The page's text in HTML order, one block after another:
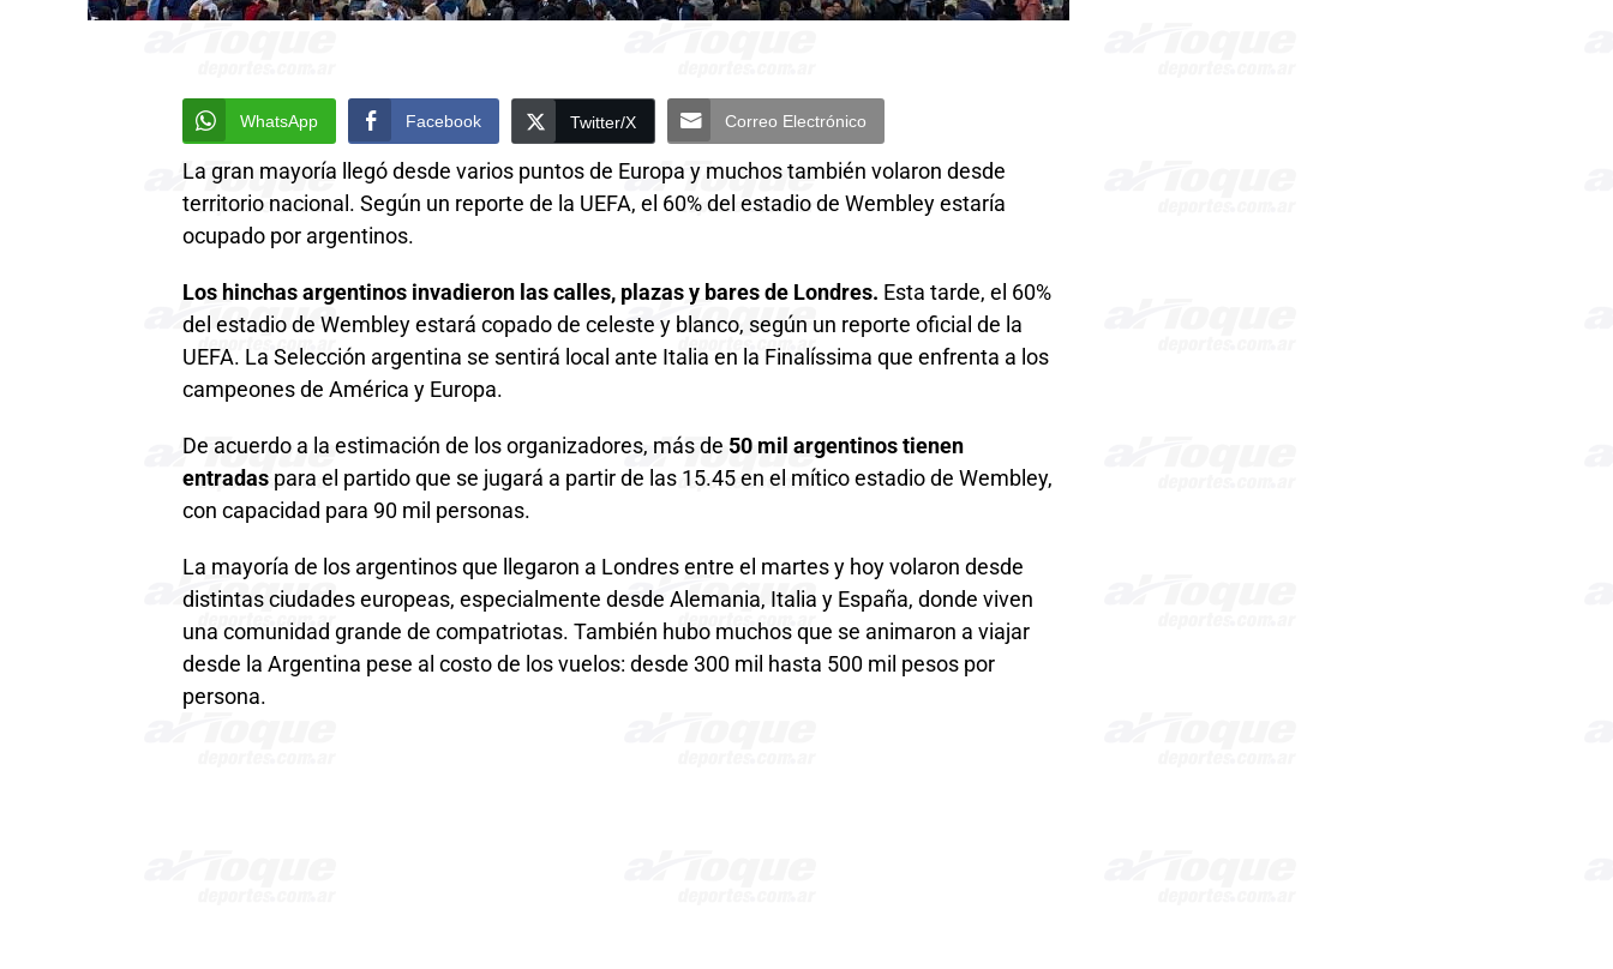
WhatsApp Facebook Twitter/X Correo Electrónico
La gran mayoría llegó desde varios puntos de Europa y muchos también volaron desde
territorio nacional. Según un reporte de la UEFA, el 60% del estadio de Wembley estaría
ocupado por argentinos.
Los hinchas argentinos invadieron las calles, plazas y bares de Londres. Esta tarde, el 60%
del estadio de Wembley estará copado de celeste y blanco, según un reporte oficial de la
UEFA. La Selección argentina se sentirá local ante Italia en la Finalíssima que enfrenta a los
campeones de América y Europa.
De acuerdo a la estimación de los organizadores, más de 50 mil argentinos tienen
entradas para el partido que se jugará a partir de las 15.45 en el mítico estadio de Wembley,
con capacidad para 90 mil personas.
La mayoría de los argentinos que llegaron a Londres entre el martes y hoy volaron desde
distintas ciudades europeas, especialmente desde Alemania, Italia y España, donde viven
una comunidad grande de compatriotas. También hubo muchos que se animaron a viajar
desde la Argentina pese al costo de los vuelos: desde 300 mil hasta 500 mil pesos por
persona.